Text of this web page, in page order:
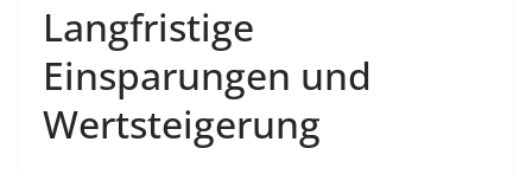
Langfristige
Einsparungen und
Wertsteigerung